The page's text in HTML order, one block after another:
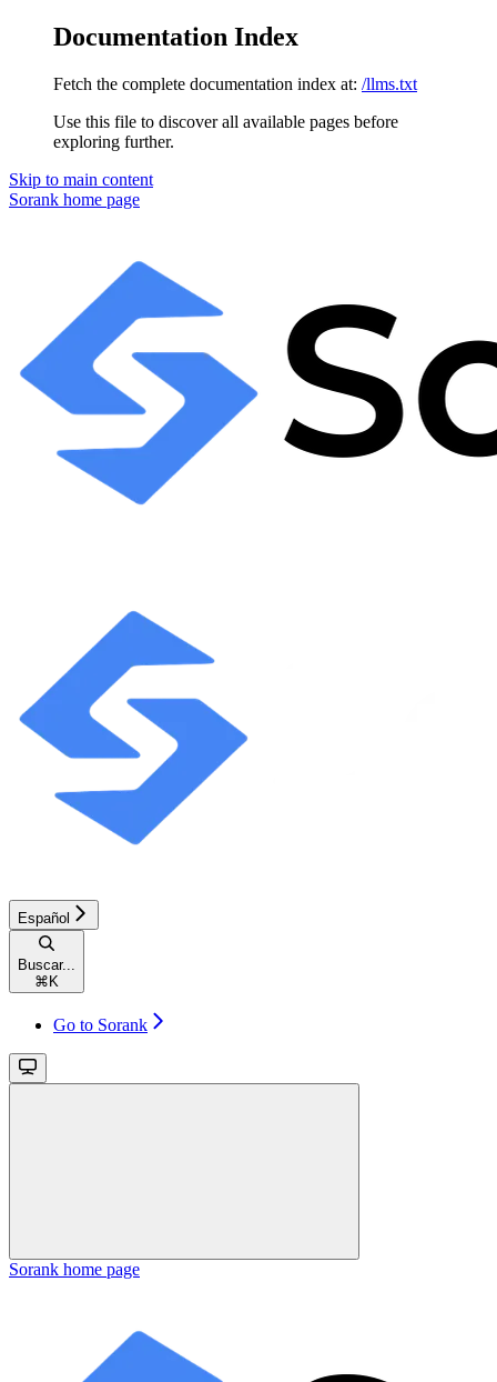
Documentation Index
Fetch the complete documentation index at: /llms.txt
Use this file to discover all available pages before
exploring further.
Skip to main content
Sorank home page
Español
Buscar...
⌘ K
Go to Sorank
Sorank home page